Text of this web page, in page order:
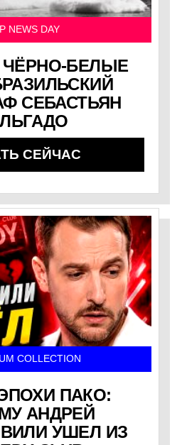
NEWS DAY
БЕЛЫЕ
СЕБАСТЬЯН
СЕЙЧАС
COLLECTION
ПАКО:
АНДРЕЙ
УШЕЛ ИЗ